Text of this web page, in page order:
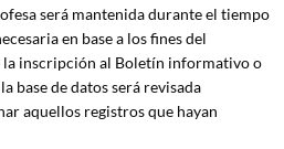
será mantenida durante el tiempo
en base a los fines del
la inscripción al Boletín informativo o
base de datos será revisada
aquellos registros que hayan